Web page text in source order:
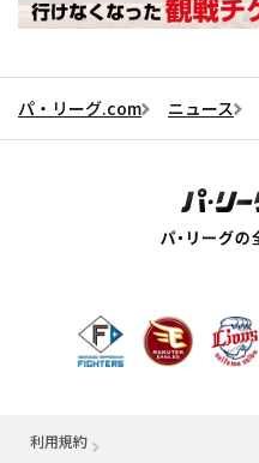
パ・リーグ.com ニュース
利用規約